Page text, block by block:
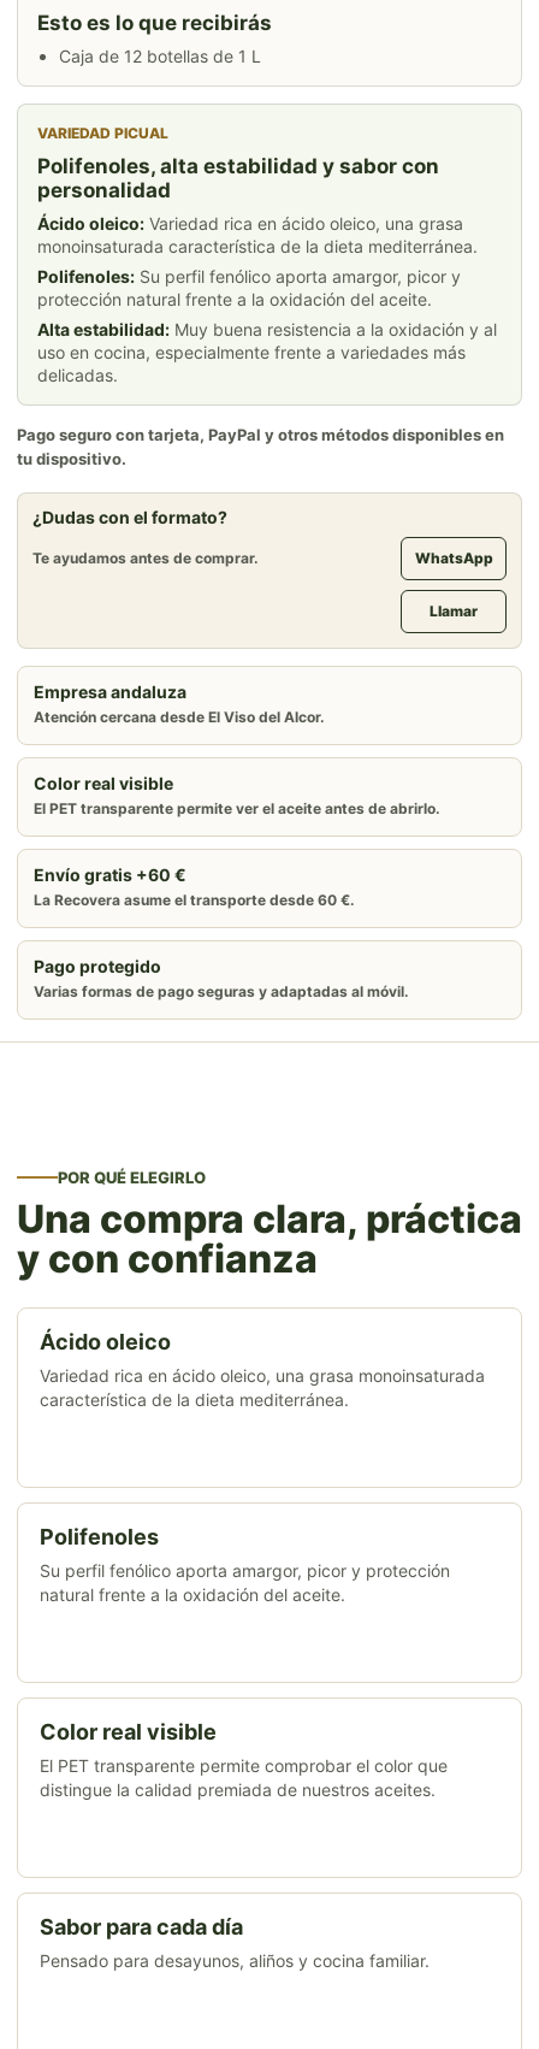
Esto es lo que recibirás
Caja de 12 botellas de 1 L
VARIEDAD PICUAL
Polifenoles, alta estabilidad y sabor con
personalidad
Ácido oleico: Variedad rica en ácido oleico, una grasa
monoinsaturada característica de la dieta mediterránea.
Polifenoles: Su perfil fenólico aporta amargor, picor y
protección natural frente a la oxidación del aceite.
Alta estabilidad: Muy buena resistencia a la oxidación y al
uso en cocina, especialmente frente a variedades más
delicadas.
Pago seguro con tarjeta, PayPal y otros métodos disponibles en
tu dispositivo.
¿Dudas con el formato?
Te ayudamos antes de comprar. WhatsApp
Llamar
Empresa andaluza
Atención cercana desde El Viso del Alcor.
Color real visible
El PET transparente permite ver el aceite antes de abrirlo.
Envío gratis +60 €
La Recovera asume el transporte desde 60 €.
Pago protegido
Varias formas de pago seguras y adaptadas al móvil.
POR QUÉ ELEGIRLO
Una compra clara, práctica
y con confianza
Ácido oleico
Variedad rica en ácido oleico, una grasa monoinsaturada
característica de la dieta mediterránea.
Polifenoles
Su perfil fenólico aporta amargor, picor y protección
natural frente a la oxidación del aceite.
Color real visible
El PET transparente permite comprobar el color que
distingue la calidad premiada de nuestros aceites.
Sabor para cada día
Pensado para desayunos, aliños y cocina familiar.